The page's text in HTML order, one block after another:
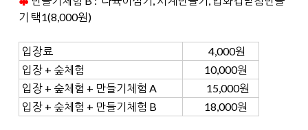
기 택1(8,000원)
입장료
4,000원
입장 + 숲체험
10,000원
입장 + 숲체험 + 만들기체험 A
15,000원
입장 + 숲체험 + 만들기체험 B
18,000원